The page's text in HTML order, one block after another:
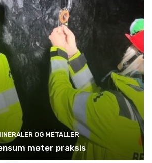
OG METALLER
møter praksis